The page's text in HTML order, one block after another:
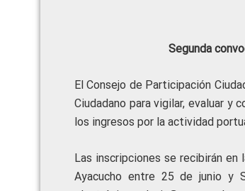
Segunda
El Consejo de Participación
Ciudadano para vigilar, evaluar
los ingresos por la actividad
Las inscripciones se recibirán en
Ayacucho entre 25 de junio y